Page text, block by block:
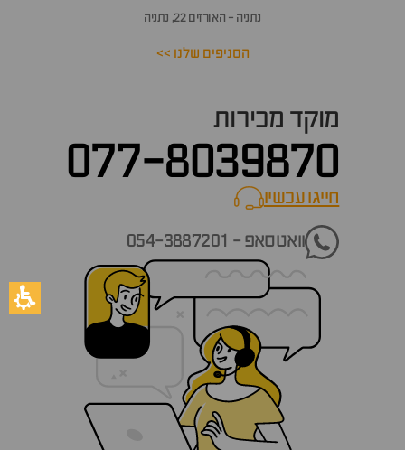
נתניה - האורזים 22, נתניה
הסניפים שלנו >>
מוקד מכירות
077-8039870
חייגו עכשיוcall now
וואטסאפ - 054-3887201